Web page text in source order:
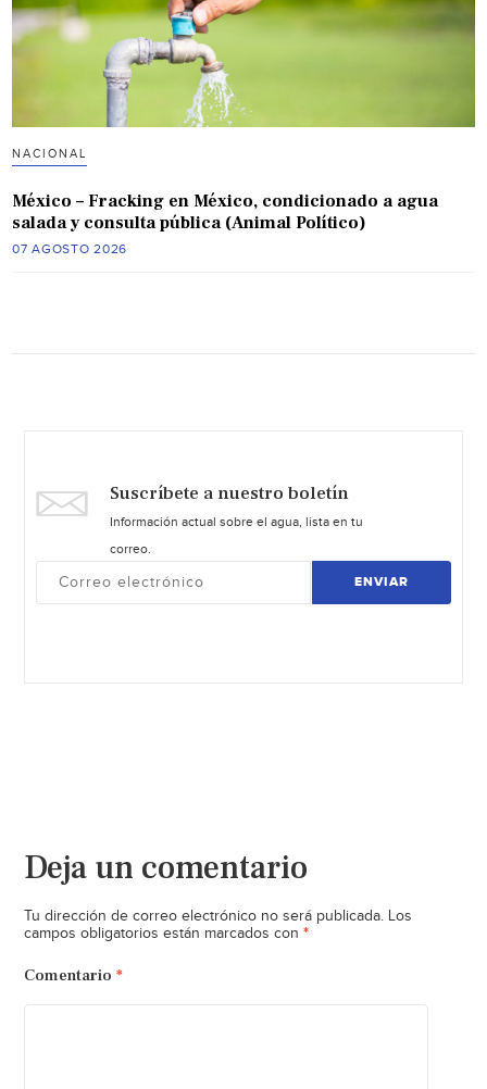
NACIONAL
México – Fracking en México, condicionado a agua
salada y consulta pública (Animal Político)
07 AGOSTO 2026
Suscríbete a nuestro boletín
Información actual sobre el agua, lista en tu
correo.
ENVIAR
Deja un comentario
Tu dirección de correo electrónico no será publicada. Los
campos obligatorios están marcados con *
Comentario *